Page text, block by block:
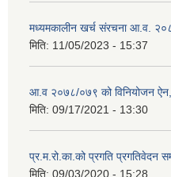
मध्यमकालीन खर्च संरचना आ.व.
मिति: 11/05/2023 - 15:37
आ.व २०७८/०७९ को विनियोजन
मिति: 09/17/2021 - 13:30
प्र.म.रो.का.को प्रगति प्रगतिवेदन
मिति: 09/03/2020 - 15:28